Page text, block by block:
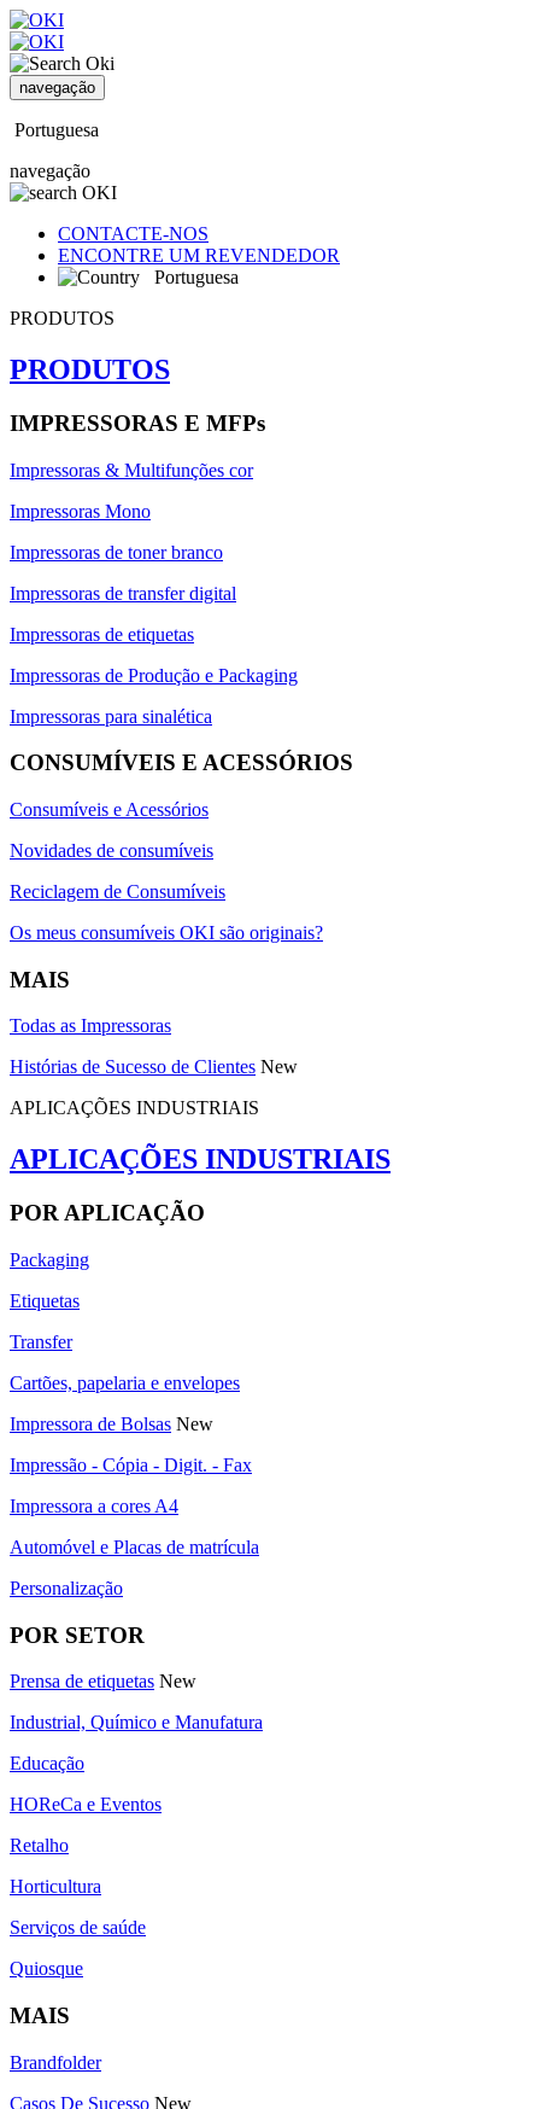
navegação
Portuguesa
navegação
CONTACTE-NOS
ENCONTRE UM REVENDEDOR
Portuguesa
PRODUTOS
PRODUTOS
IMPRESSORAS E MFPs
Impressoras & Multifunções cor
Impressoras Mono
Impressoras de toner branco
Impressoras de transfer digital
Impressoras de etiquetas
Impressoras de Produção e Packaging
Impressoras para sinalética
CONSUMÍVEIS E ACESSÓRIOS
Consumíveis e Acessórios
Novidades de consumíveis
Reciclagem de Consumíveis
Os meus consumíveis OKI são originais?
MAIS
Todas as Impressoras
Histórias de Sucesso de Clientes New
APLICAÇÕES INDUSTRIAIS
APLICAÇÕES INDUSTRIAIS
POR APLICAÇÃO
Packaging
Etiquetas
Transfer
Cartões, papelaria e envelopes
Impressora de Bolsas New
Impressão - Cópia - Digit. - Fax
Impressora a cores A4
Automóvel e Placas de matrícula
Personalização
POR SETOR
Prensa de etiquetas New
Industrial, Químico e Manufatura
Educação
HOReCa e Eventos
Retalho
Horticultura
Serviços de saúde
Quiosque
MAIS
Brandfolder
Casos De Sucesso New